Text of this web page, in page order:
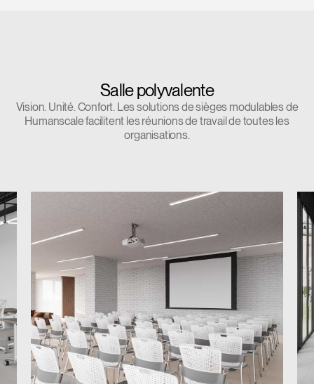
Region
Salle polyvalente
Vision. Unité. Confort. Les solutions de sièges modulables de
Humanscale facilitent les réunions de travail de toutes les
organisations.